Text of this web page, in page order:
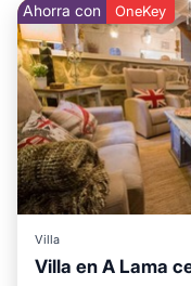
Ahorra con OneKey
Villa
Villa en A Lama